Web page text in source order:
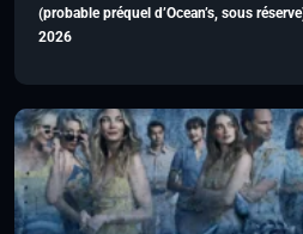
(probable préquel d’Ocean’s, sous
2026